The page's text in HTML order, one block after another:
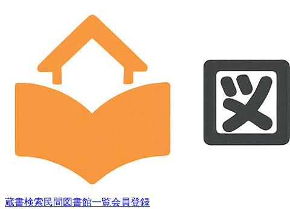
蔵書検索民間図書館一覧会員登録